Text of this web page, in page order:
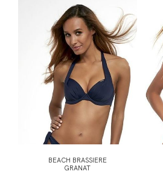
BEACH BRASSIERE
GRANAT